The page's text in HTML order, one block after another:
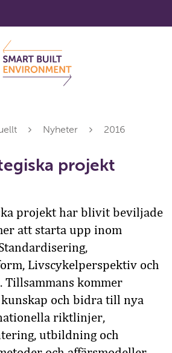
Nyheter 2016
projekt
projekt har blivit beviljade
att starta upp inom
Livscykelperspektiv och
Tillsammans kommer
och bidra till nya
riktlinjer,
utbildning och